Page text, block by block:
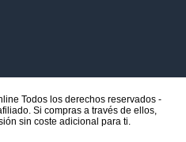
Todos los derechos reservados -
Si compras a través de ellos,
sin coste adicional para ti.